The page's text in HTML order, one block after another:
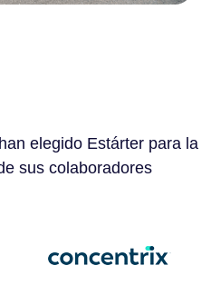
elegido Estárter para la
sus colaboradores